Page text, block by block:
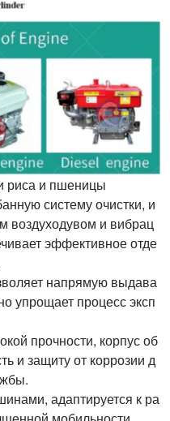
риса и пшеницы
систему очистки, и
воздуходувом и вибрац
эффективное отде
напрямую выдава
упрощает процесс эксп
прочности, корпус об
и защиту от коррозии д
адаптируется к ра